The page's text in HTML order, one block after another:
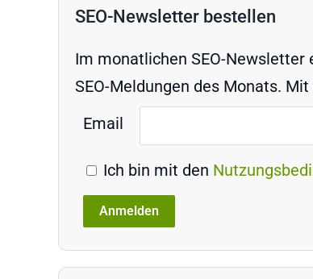
SEO-Newsletter bestellen
Im monatlichen SEO-
SEO-Meldungen des Monats.
Email
Ich bin mit den